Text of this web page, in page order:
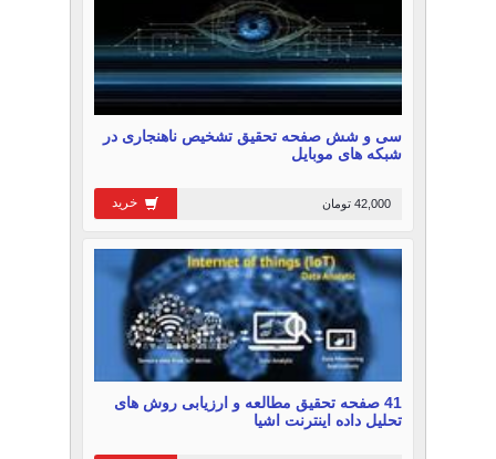
سی و شش صفحه تحقیق تشخیص ناهنجاری در
شبکه های موبایل
خرید 42,000 تومان
41 صفحه تحقیق مطالعه و ارزیابی روش های
تحلیل داده اینترنت اشیا